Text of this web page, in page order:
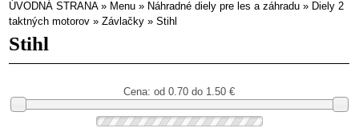
ÚVODNÁ STRANA» Menu » Náhradné diely pre les a záhradu » Diely 2
taktných motorov » Závlačky » Stihl
Stihl
Cena: od 0.70 do 1.50€